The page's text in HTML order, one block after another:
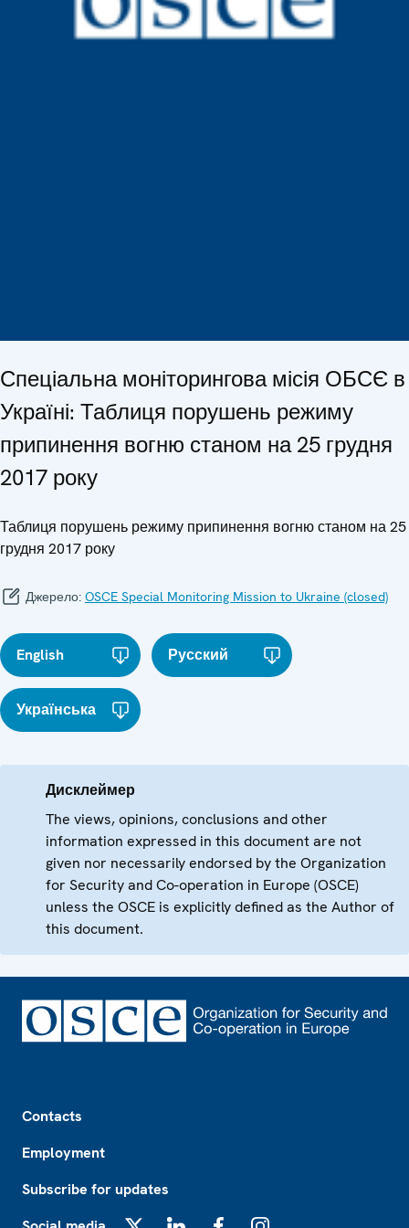
Спеціальна моніторингова місія ОБСЄ в
Україні: Таблиця порушень режиму
припинення вогню станом на 25 грудня
2017 року
Таблиця порушень режиму припинення вогню станом на 25
грудня 2017 року
Джерело: OSCE Special Monitoring Mission to Ukraine (closed)
English Русский
Українська
Дисклеймер
The views, opinions, conclusions and other
information expressed in this document are not
given nor necessarily endorsed by the Organization
for Security and Co-operation in Europe (OSCE)
unless the OSCE is explicitly defined as the Author of
this document.
Contacts
Employment
Subscribe for updates